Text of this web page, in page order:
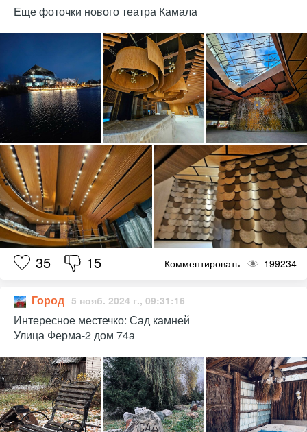
Еще фоточки нового театра Камала
35 15 Комментировать 199234
Город 5 нояб. 2024 г., 09:31:16
Интересное местечко: Сад камней
Улица Ферма-2 дом 74а